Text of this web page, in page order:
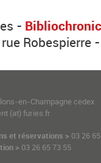
-
Robespierre
en-Champagne cedex
(at) furies.fr
et réservations > 03 26
> 03 26 65 73 55